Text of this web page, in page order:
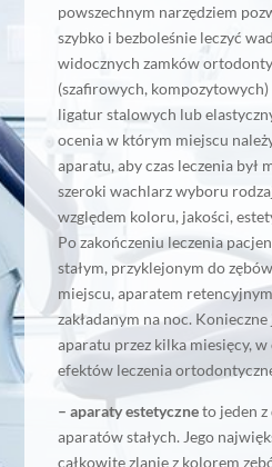
powszechnym narzędziem
szybko i bezboleśnie leczyć
widocznych zamków
(szafirowych,
ligatur stalowych lub
ocenia w którym miejscu
aparatu, aby czas leczenia
szeroki wachlarz wyboru
względem koloru, jakości,
Po zakończeniu leczenia
stałym, przyklejonym do
miejscu, aparatem
zakładanym na noc.
aparatu przez kilka miesięcy,
efektów leczenia
– aparaty estetyczneto jeden
aparatów stałych. Jego
całkowite zlanie z kolorem